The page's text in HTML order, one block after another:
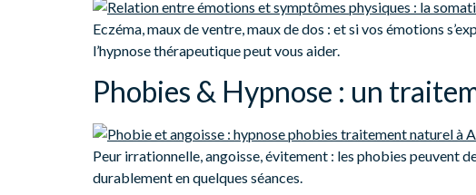
Eczéma, maux de ventre, maux de dos : et si vos émotions
l’hypnose thérapeutique peut vous aider.
Phobies & Hypnose : un
Peur irrationnelle, angoisse, évitement : les phobies peuvent
durablement en quelques séances.